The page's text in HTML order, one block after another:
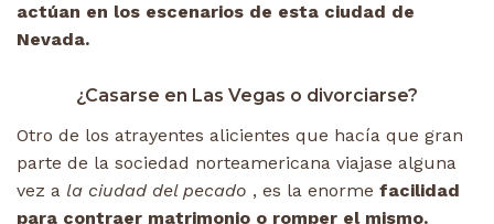
actúan en los escenarios de esta ciudad de
Nevada.
¿Casarse en Las Vegas o divorciarse?
Otro de los atrayentes alicientes que hacía que gran
parte de la sociedad norteamericana viajase alguna
vez a la ciudad del pecado , es la enorme facilidad
para contraer matrimonio o romper el mismo.